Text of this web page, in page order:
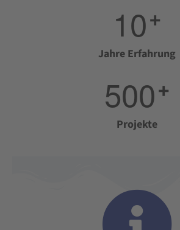
10+
Jahre Erfahrung
500+
Projekte